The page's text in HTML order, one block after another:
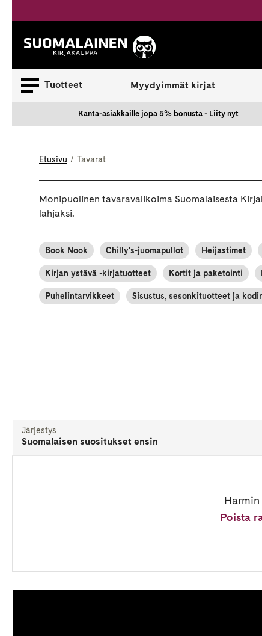
sisältöön
Tuotteet Myydyimmät kirjat
Kanta-asiakkaille jopa 5% bonusta - Liity nyt
Etusivu Tavarat
Monipuolinen tavaravalikoima Suomalaisesta
lahjaksi.
Book Nook Chilly's-juomapullot Heijastimet
Kirjan ystävä -kirjatuotteet Kortit ja paketointi
Puhelintarvikkeet Sisustus, sesonkituotteet ja
Järjestys
Suomalaisen suositukset ensin
Poista